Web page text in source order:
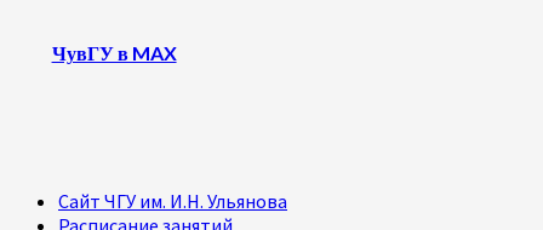
ЧувГУ в MAX
Сайт ЧГУ им. И.Н. Ульянова
Расписание занятий